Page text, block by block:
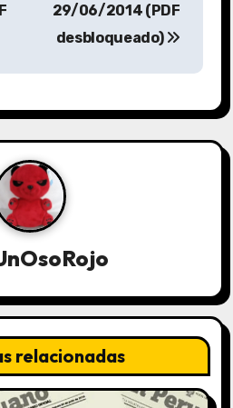
29/06/2014 (PDF
desbloqueado)
relacionadas